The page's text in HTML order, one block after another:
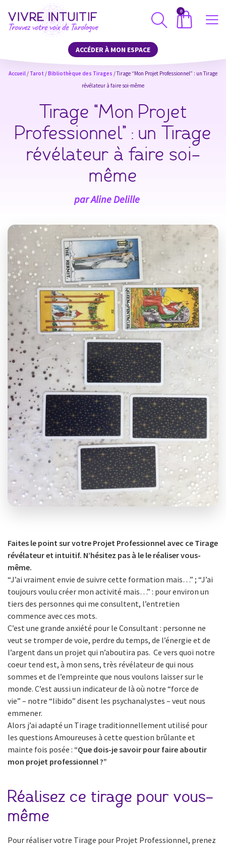
0
ACCÉDER À MON ESPACE
Accueil / Tarot /Bibliothèque des Tirages / Tirage “Mon Projet Professionnel” : un Tirage
révélateur à faire soi-même
Tirage “Mon Projet
Professionnel” : un Tirage
révélateur à faire soi-
même
parAline Delille
Faites le point sur votre Projet Professionnel avec ce Tirage
révélateur et intuitif. N’hésitez pas à le le réaliser vous-
même.
“J’ai vraiment envie de suivre cette formation mais…” ; “J’ai
toujours voulu créer mon activité mais…” : pour environ un
tiers des personnes qui me consultent, l’entretien
commence avec ces mots.
C’est une grande anxiété pour le Consultant : personne ne
veut se tromper de voie, perdre du temps, de l’énergie et de
l’argent dans un projet qui n’aboutira pas. Ce vers quoi notre
coeur tend est, à mon sens, très révélateur de qui nous
sommes et de l’empreinte que nous voulons laisser sur le
monde. C’est aussi un indicateur de là où notre “force de
vie” – notre “libido” disent les psychanalystes – veut nous
emmener.
Alors j’ai adapté un Tirage traditionnellement utilisé pour
les questions Amoureuses à cette question brûlante et
mainte fois posée : “Que dois-je savoir pour faire aboutir
mon projet professionnel ?”
Réalisez ce tirage pour vous-
même
Pour réaliser votre Tirage pour Projet Professionnel, prenez